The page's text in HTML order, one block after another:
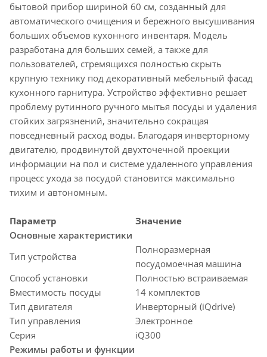
бытовой прибор шириной 60 см, созданный для
автоматического очищения и бережного высушивания
больших объемов кухонного инвентаря. Модель
разработана для больших семей, а также для
пользователей, стремящихся полностью скрыть
крупную технику под декоративный мебельный фасад
кухонного гарнитура. Устройство эффективно решает
проблему рутинного ручного мытья посуды и удаления
стойких загрязнений, значительно сокращая
повседневный расход воды. Благодаря инверторному
двигателю, продвинутой двухточечной проекции
информации на пол и системе удаленного управления
процесс ухода за посудой становится максимально
тихим и автономным.
Параметр
Значение
Основные характеристики
Тип устройства
Полноразмерная
посудомоечная машина
Способ установки
Полностью встраиваемая
Вместимость посуды
14 комплектов
Тип двигателя
Инверторный (iQdrive)
Тип управления
Электронное
Серия
iQ300
Режимы работы и функции